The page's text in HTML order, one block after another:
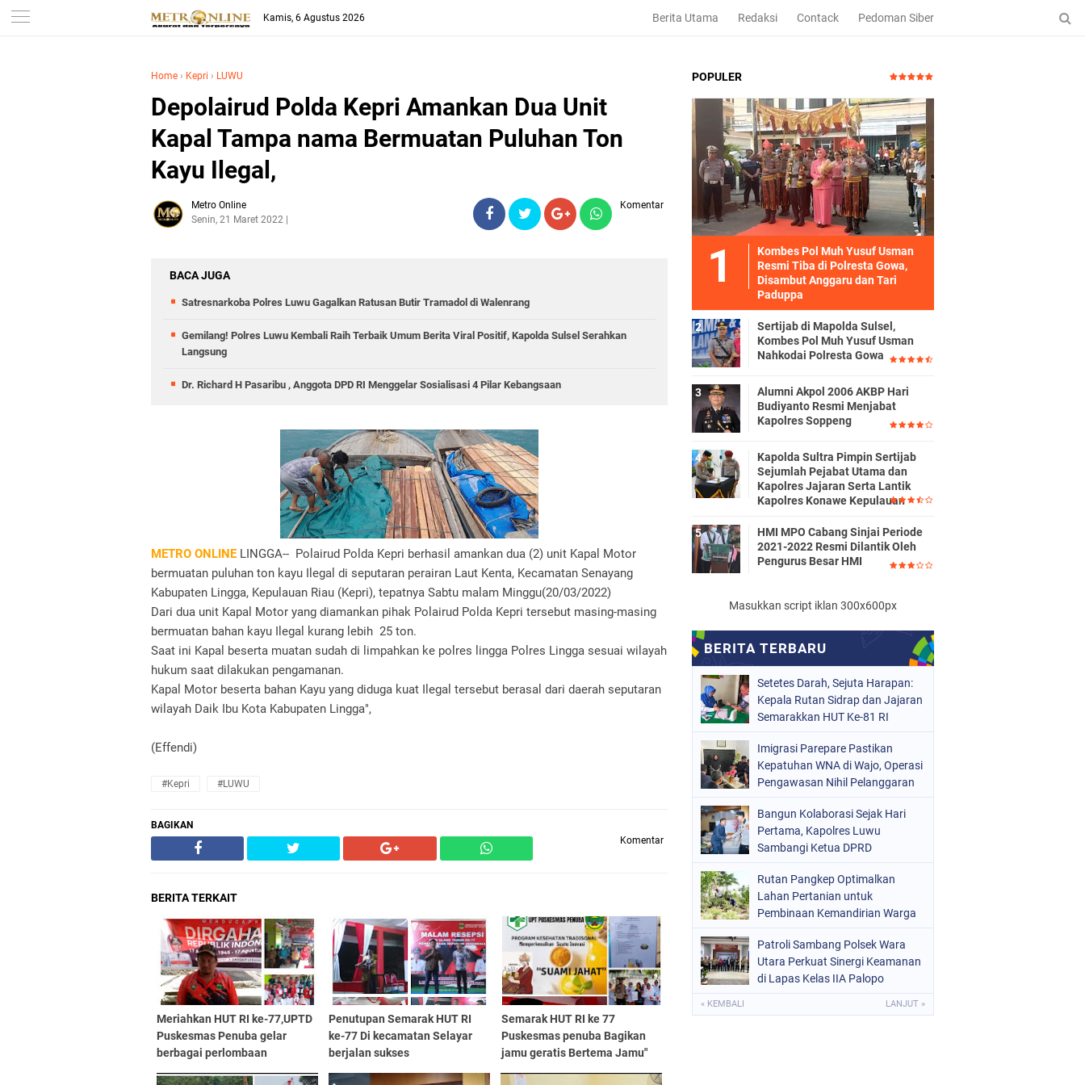
Kamis, 6 Agustus 2026 Berita Utama Redaksi Contack Pedoman Siber
Home › Kepri › LUWU
Depolairud Polda Kepri Amankan Dua Unit
Kapal Tampa nama Bermuatan Puluhan Ton
Kayu Ilegal,
Metro Online
Senin, 21 Maret 2022
Komentar
BACA JUGA
Satresnarkoba Polres Luwu Gagalkan Ratusan Butir Tramadol di Walenrang
Gemilang! Polres Luwu Kembali Raih Terbaik Umum Berita Viral Positif, Kapolda Sulsel Serahkan
Langsung
Dr. Richard H Pasaribu , Anggota DPD RI Menggelar Sosialisasi 4 Pilar Kebangsaan
METRO ONLINELINGGA-- Polairud Polda Kepri berhasil amankan dua (2) unit Kapal Motor
bermuatan puluhan ton kayu Ilegal di seputaran perairan Laut Kenta, Kecamatan Senayang
Kabupaten Lingga, Kepulauan Riau (Kepri), tepatnya Sabtu malam Minggu(20/03/2022)
Dari dua unit Kapal Motor yang diamankan pihak Polairud Polda Kepri tersebut masing-masing
bermuatan bahan kayu Ilegal kurang lebih 25 ton.
Saat ini Kapal beserta muatan sudah di limpahkan ke polres lingga Polres Lingga sesuai wilayah
hukum saat dilakukan pengamanan.
Kapal Motor beserta bahan Kayu yang diduga kuat Ilegal tersebut berasal dari daerah seputaran
wilayah Daik Ibu Kota Kabupaten Lingga",
(Effendi)
#Kepri #LUWU
BAGIKAN
Komentar
BERITA TERKAIT
Meriahkan HUT RI ke-77,UPTD
Puskesmas Penuba gelar
berbagai perlombaan
Penutupan Semarak HUT RI
ke-77 Di kecamatan Selayar
berjalan sukses
Semarak HUT RI ke 77
Puskesmas penuba Bagikan
jamu geratis Bertema Jamu"
POPULER
Kombes Pol Muh Yusuf Usman
Resmi Tiba di Polresta Gowa,
Disambut Anggaru dan Tari
Paduppa
Sertijab di Mapolda Sulsel,
Kombes Pol Muh Yusuf Usman
Nahkodai Polresta Gowa
Alumni Akpol 2006 AKBP Hari
Budiyanto Resmi Menjabat
Kapolres Soppeng
Kapolda Sultra Pimpin Sertijab
Sejumlah Pejabat Utama dan
Kapolres Jajaran Serta Lantik
Kapolres Konawe Kepulauan
HMI MPO Cabang Sinjai Periode
2021-2022 Resmi Dilantik Oleh
Pengurus Besar HMI
Masukkan script iklan 300x600px
Setetes Darah, Sejuta Harapan:
Kepala Rutan Sidrap dan Jajaran
Semarakkan HUT Ke-81 RI
Imigrasi Parepare Pastikan
Kepatuhan WNA di Wajo, Operasi
Pengawasan Nihil Pelanggaran
Bangun Kolaborasi Sejak Hari
Pertama, Kapolres Luwu
Sambangi Ketua DPRD
Rutan Pangkep Optimalkan
Lahan Pertanian untuk
Pembinaan Kemandirian Warga
Patroli Sambang Polsek Wara
Utara Perkuat Sinergi Keamanan
di Lapas Kelas IIA Palopo
« KEMBALI LANJUT »